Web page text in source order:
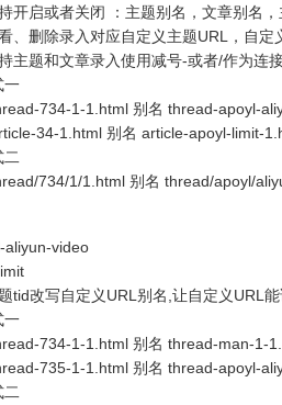
开启或者关闭 ：主题别名，文章别名
、删除录入对应自定义主题URL，自定
主题和文章录入使用减号-或者/作为连
一
734-1-1.html 别名 thread-apoyl-
34-1.html 别名 article-apoyl-limit-
734/1/1.html 别名 thread/apoyl/
aliyun-video
tid改写自定义URL别名,让自定义URL
一
734-1-1.html 别名 thread-man-1-
735-1-1.html 别名 thread-apoyl-